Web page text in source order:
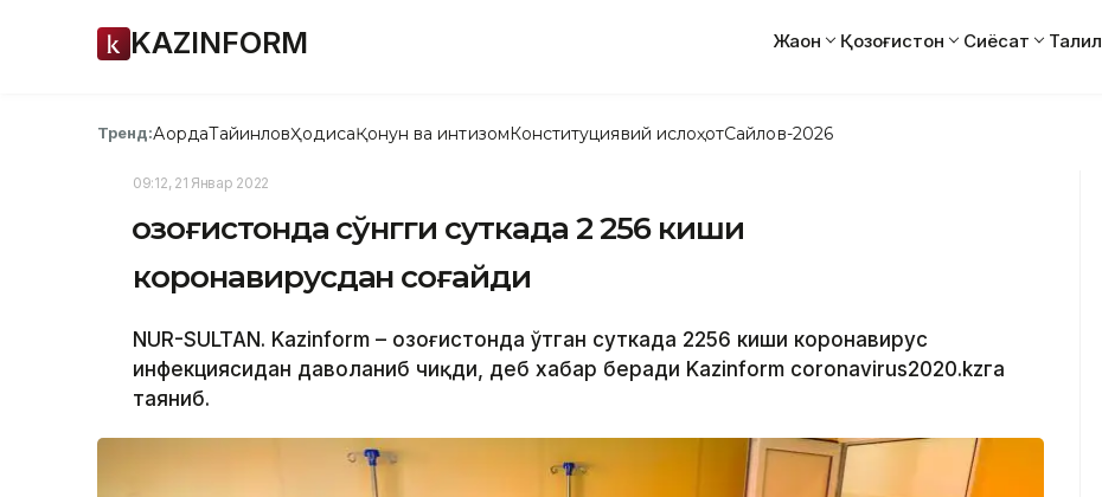
KAZINFORM Жаҳон Қозоғистон Сиёсат Таҳлил
Тренд:АқордаТайинловҲодисаҚонун ва интизомКонституциявий ислоҳотСайлов-2026
09:12, 21 Январ 2022
Қозоғистонда сўнгги суткада 2 256 киши
коронавирусдан соғайди
NUR-SULTAN. Kazinform – Қозоғистонда ўтган суткада 2256 киши коронавирус
инфекциясидан даволаниб чиқди, деб хабар беради Kazinform coronavirus2020.kzга
таяниб.